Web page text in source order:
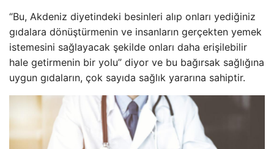
“Bu, Akdeniz diyetindeki besinleri alıp onları yediğiniz
gıdalara dönüştürmenin ve insanların gerçekten yemek
istemesini sağlayacak şekilde onları daha erişilebilir
hale getirmenin bir yolu” diyor ve bu bağırsak sağlığına
uygun gıdaların, çok sayıda sağlık yararına sahiptir.